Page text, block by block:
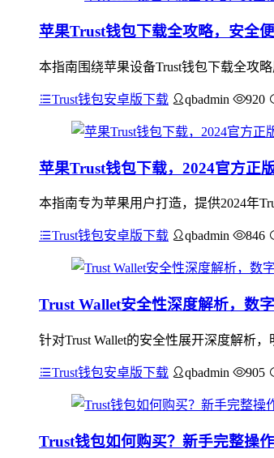
苹果Trust钱包下载全攻略，安全
本指南围绕苹果设备Trust钱包下载全攻
Trust钱包安卓版下载 qbadmin 920
苹果Trust钱包下载，2024官方正
本指南专为苹果用户打造，提供2024年
Trust钱包安卓版下载 qbadmin 846
Trust Wallet安全性深度解析，数
针对Trust Wallet的安全性展开深度解析
Trust钱包安卓版下载 qbadmin 905
Trust钱包如何购买？新手完整操